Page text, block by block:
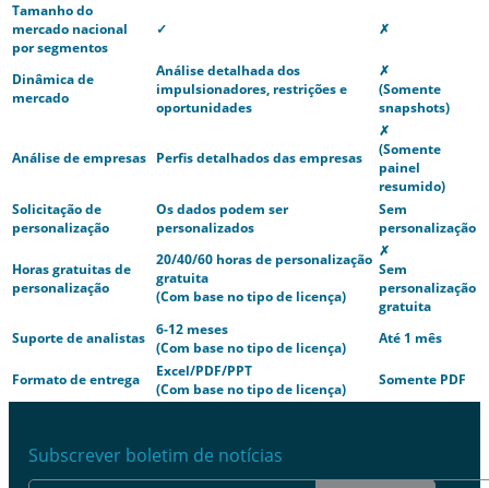
Tamanho do
mercado nacional
por segmentos
✓ ✗
Dinâmica de
mercado
Análise detalhada dos
impulsionadores, restrições e
oportunidades
✗
(Somente
snapshots)
Análise de empresas Perfis detalhados das empresas
✗
(Somente
painel
resumido)
Solicitação de
personalização
Os dados podem ser
personalizados
Sem
personalização
Horas gratuitas de
personalização
20/40/60 horas de personalização
gratuita
(Com base no tipo de licença)
✗
Sem
personalização
gratuita
Suporte de analistas 6-12 meses
(Com base no tipo de licença)
Até 1 mês
Formato de entrega
Excel/PDF/PPT
(Com base no tipo de licença)
Somente PDF
Subscrever boletim de notícias